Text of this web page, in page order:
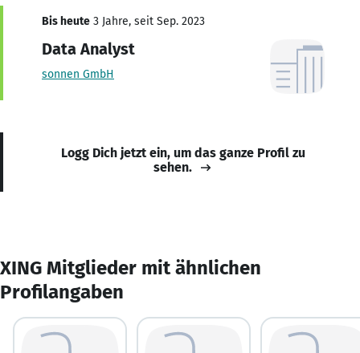
Bis heute 3 Jahre, seit Sep. 2023
Data Analyst
sonnen GmbH
Logg Dich jetzt ein, um das ganze Profil zu
sehen.
XING Mitglieder mit ähnlichen
Profilangaben